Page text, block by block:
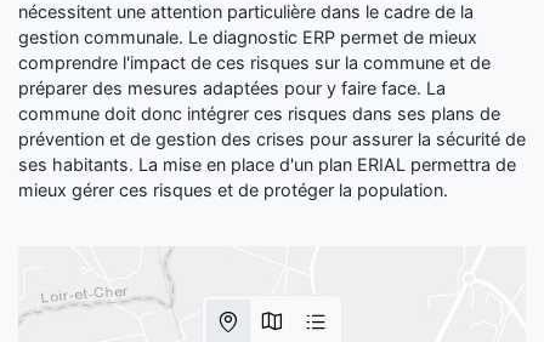
nécessitent une attention particulière dans le cadre de la
gestion communale. Le diagnostic ERP permet de mieux
comprendre l'impact de ces risques sur la commune et de
préparer des mesures adaptées pour y faire face. La
commune doit donc intégrer ces risques dans ses plans de
prévention et de gestion des crises pour assurer la sécurité de
ses habitants. La mise en place d'un plan ERIAL permettra de
mieux gérer ces risques et de protéger la population.